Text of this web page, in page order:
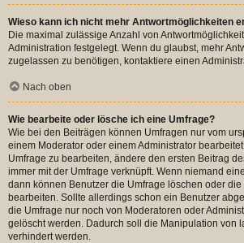
Wieso kann ich nicht mehr Antwortmöglichkeiten
Die maximal zulässige Anzahl von
Administration festgelegt. Wenn du glaubst, mehr
zugelassen zu benötigen, kontaktiere einen
Nach oben
Wie bearbeite oder lösche ich eine Umfrage?
Wie bei den Beiträgen können Umfragen nur vom
einem Moderator oder einem Administrator
Umfrage zu bearbeiten, ändere den ersten Beitrag
immer mit der Umfrage verknüpft. Wenn niemand
dann können Benutzer die Umfrage löschen oder
bearbeiten. Sollte allerdings schon ein Benutzer
die Umfrage nur noch von Moderatoren oder
gelöscht werden. Dadurch soll die Manipulation von
verhindert werden.